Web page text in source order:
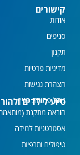
קישורים
אודות
סניפים
תקנון
מדיניות פרטיות
הצהרת נגישות
נוהל פתיחת סניף
סיוע לילדים
הוראה מתקנת
אסטרטגיות למידה
טיפולים ותרפיות